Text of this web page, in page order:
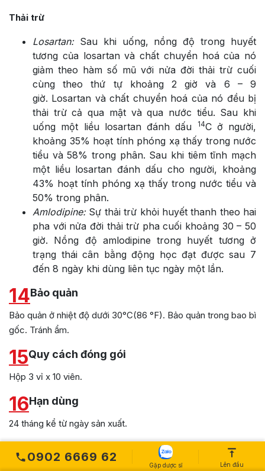
Thải trừ
Losartan: Sau khi uống, nồng độ trong huyết
tương của losartan và chất chuyển hoá của nó
giảm theo hàm số mũ với nửa đời thải trừ cuối
cùng theo thứ tự khoảng 2 giờ và 6 – 9
giờ. Losartan và chất chuyển hoá của nó đều bị
thải trừ cả qua mật và qua nước tiểu. Sau khi
uống một liều losartan đánh dấu
14C ở người,
khoảng 35% hoạt tính phóng xạ thấy trong nước
tiểu và 58% trong phân. Sau khi tiêm tĩnh mạch
một liều losartan đánh dấu cho người, khoảng
43% hoạt tính phóng xạ thấy trong nước tiểu và
50% trong phân.
Amlodipine: Sự thải trừ khỏi huyết thanh theo hai
pha với nửa đời thải trừ pha cuối khoảng 30 – 50
giờ. Nồng độ amlodipine trong huyết tương ở
trạng thái cân bằng động học đạt được sau 7
đến 8 ngày khi dùng liên tục ngày một lần.
14Bảo quản
Bảo quản ở nhiệt độ dưới 30°C(86 °F). Bảo quản trong bao bì
gốc. Tránh ẩm.
15Quy cách đóng gói
Hộp 3 vỉ x 10 viên.
16Hạn dùng
24 tháng kể từ ngày sản xuất.
17
Thuốc trị cao huyết áp Cozaaz XQ 5/100mg
có giá bao nhiêu?
0902 6669 62
Gặp dược sĩ Lên đầu